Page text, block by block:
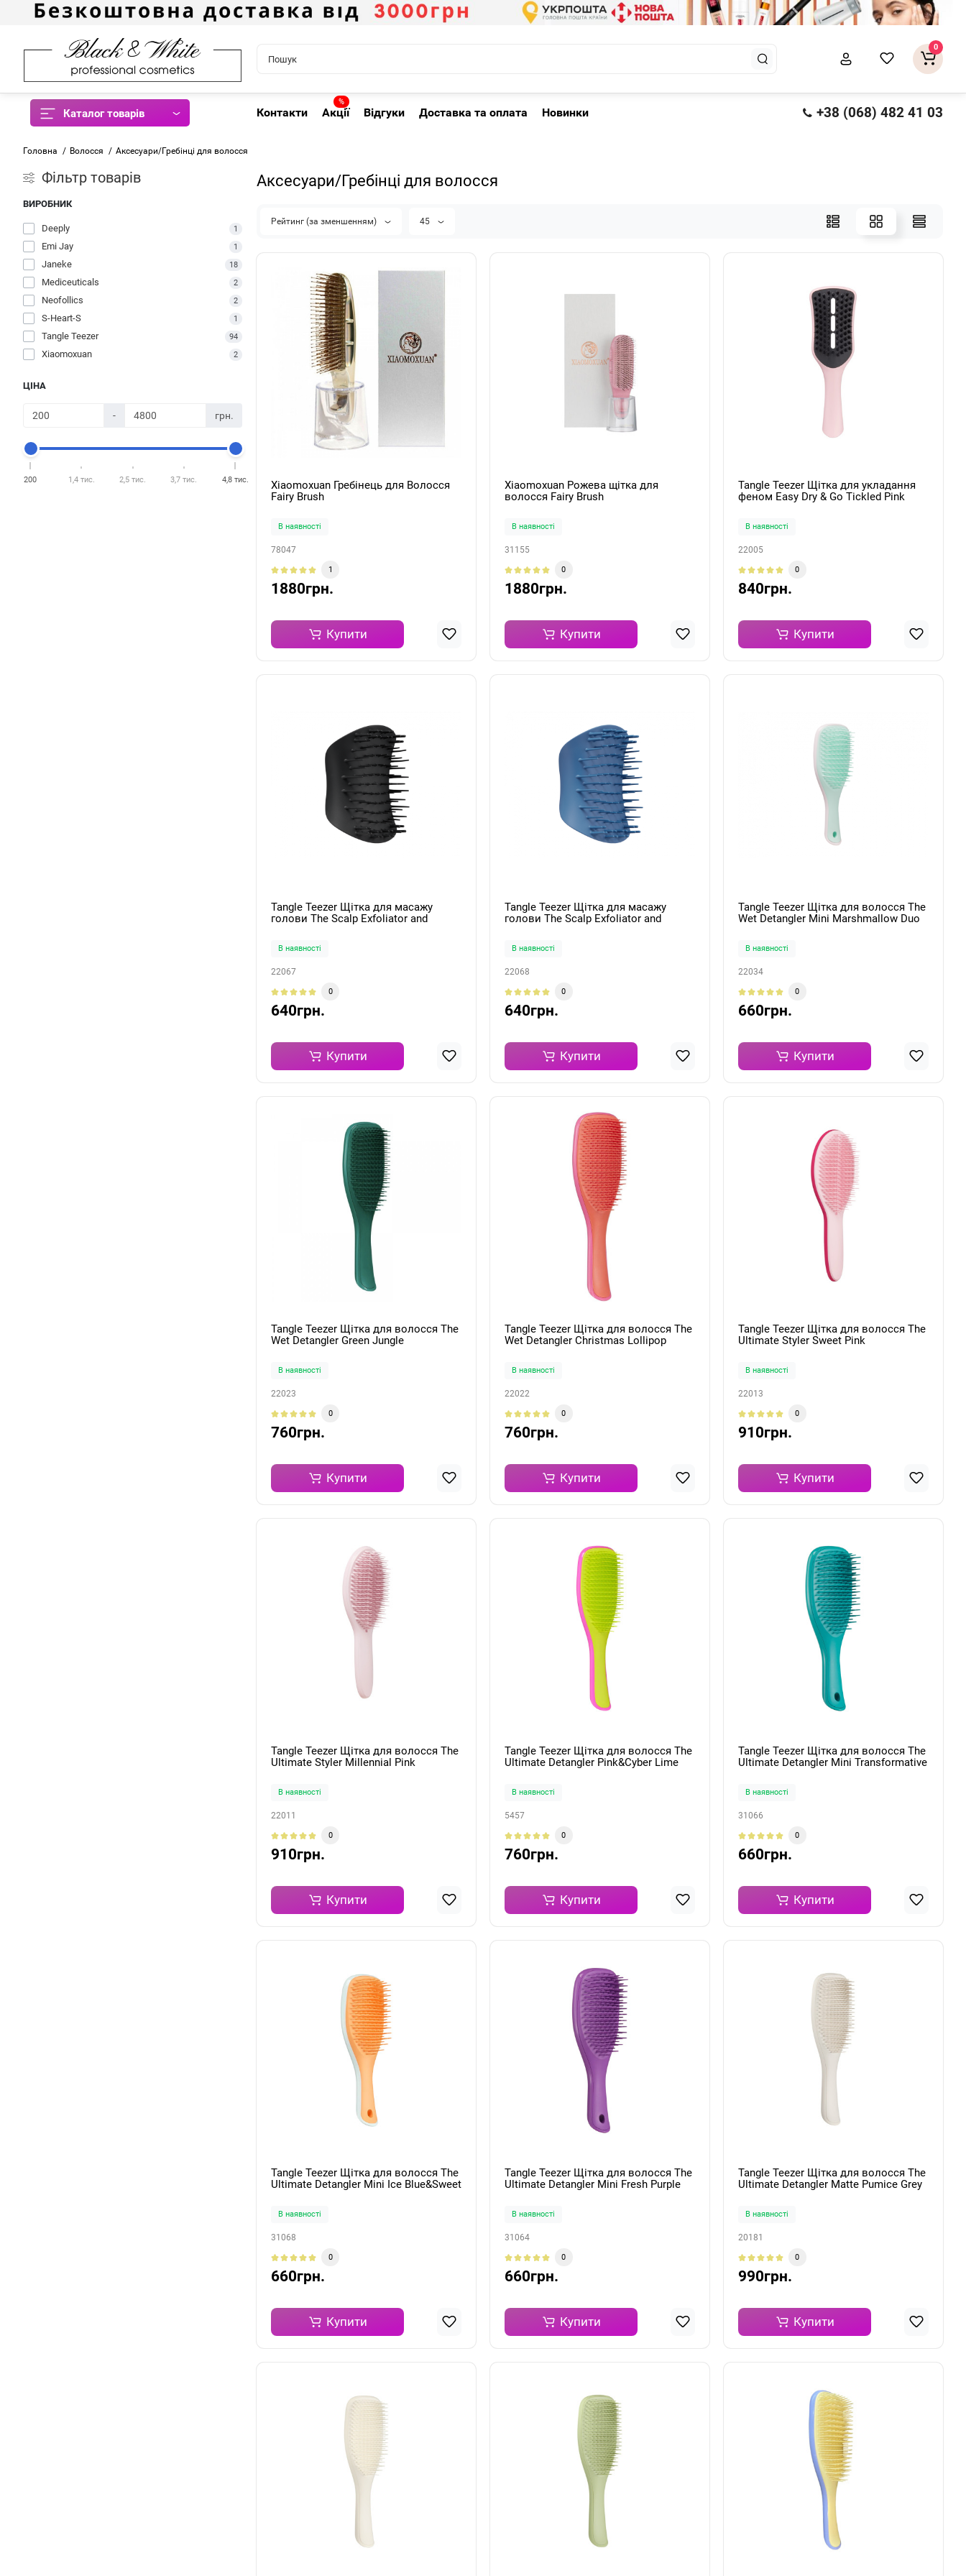
0
Каталог товарів Контакти
%
Акції Відгуки Доставка та оплата Новинки +38 (068) 482 41 03
Головна Волосся Аксесуари/Гребінці для волосся
Фiльтр товарів
ВИРОБНИК
Deeply 1
Emi Jay 1
Janeke 18
Mediceuticals 2
Neofollics 2
S-Heart-S 1
Tangle Teezer 94
Xiaomoxuan 2
ЦІНА
- грн.
200 1,4 тис. 2,5 тис. 3,7 тис. 4,8 тис.
Аксесуари/Гребінці для волосся
Рейтинг (за зменшенням) 45
Xiaomoxuan Гребінець для Волосся
Fairy Brush
В наявності
78047
1
1880грн.
Купити
Xiaomoxuan Рожева щітка для
волосся Fairy Brush
В наявності
31155
0
1880грн.
Купити
Tangle Teezer Щітка для укладання
феном Easy Dry & Go Tickled Pink
В наявності
22005
0
840грн.
Купити
Tangle Teezer Щітка для масажу
голови The Scalp Exfoliator and
В наявності
22067
0
640грн.
Купити
Tangle Teezer Щітка для масажу
голови The Scalp Exfoliator and
В наявності
22068
0
640грн.
Купити
Tangle Teezer Щітка для волосся The
Wet Detangler Mini Marshmallow Duo
В наявності
22034
0
660грн.
Купити
Tangle Teezer Щітка для волосся The
Wet Detangler Green Jungle
В наявності
22023
0
760грн.
Купити
Tangle Teezer Щітка для волосся The
Wet Detangler Christmas Lollipop
В наявності
22022
0
760грн.
Купити
Tangle Teezer Щітка для волосся The
Ultimate Styler Sweet Pink
В наявності
22013
0
910грн.
Купити
Tangle Teezer Щітка для волосся The
Ultimate Styler Millennial Pink
В наявності
22011
0
910грн.
Купити
Tangle Teezer Щітка для волосся The
Ultimate Detangler Pink&Cyber Lime
В наявності
5457
0
760грн.
Купити
Tangle Teezer Щітка для волосся The
Ultimate Detangler Mini Transformative
В наявності
31066
0
660грн.
Купити
Tangle Teezer Щітка для волосся The
Ultimate Detangler Mini Ice Blue&Sweet
В наявності
31068
0
660грн.
Купити
Tangle Teezer Щітка для волосся The
Ultimate Detangler Mini Fresh Purple
В наявності
31064
0
660грн.
Купити
Tangle Teezer Щітка для волосся The
Ultimate Detangler Matte Pumice Grey
В наявності
20181
0
990грн.
Купити